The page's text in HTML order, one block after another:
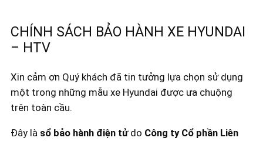
CHÍNH SÁCH BẢO HÀNH XE HYUNDAI
– HTV
Xin cảm ơn Quý khách đã tin tưởng lựa chọn sử dụng
một trong những mẫu xe Hyundai được ưa chuộng
trên toàn cầu.
Đây là sổ bảo hành điện tửdo Công ty Cổ phần Liên